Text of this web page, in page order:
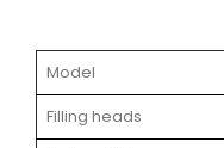
Model
Filling heads